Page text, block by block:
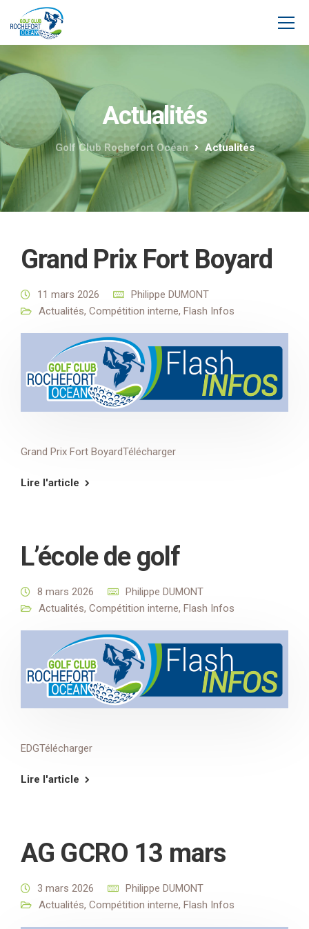
Actualités
Golf Club Rochefort Océan Actualités
Grand Prix Fort Boyard
11 mars 2026
Philippe DUMONT
Actualités, Compétition interne, Flash Infos
Grand Prix Fort BoyardTélécharger
Lire l'article
L’école de golf
8 mars 2026
Philippe DUMONT
Actualités, Compétition interne, Flash Infos
EDGTélécharger
Lire l'article
AG GCRO 13 mars
3 mars 2026
Philippe DUMONT
Actualités, Compétition interne, Flash Infos